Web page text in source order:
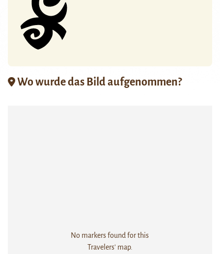
Wo wurde das Bild aufgenommen?
No markers found for this
Travelers' map.